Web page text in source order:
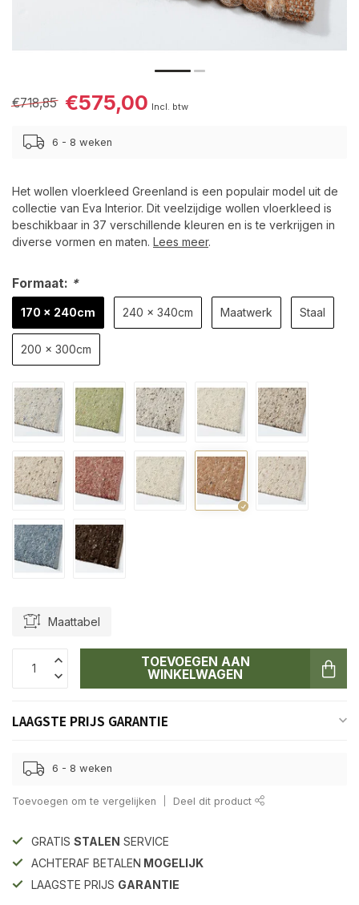
€718,85 €575,00 Incl. btw
6 - 8 weken
Het wollen vloerkleed Greenland is een populair model uit de
collectie van Eva Interior. Dit veelzijdige wollen vloerkleed is
beschikbaar in 37 verschillende kleuren en is te verkrijgen in
diverse vormen en maten. Lees meer.
Formaat: *
170 x 240cm 240 x 340cm Maatwerk Staal
200 x 300cm
Maattabel
TOEVOEGEN AAN
WINKELWAGEN
LAAGSTE PRIJS GARANTIE
6 - 8 weken
Toevoegen om te vergelijken Deel dit product
GRATIS STALEN SERVICE
ACHTERAF BETALEN MOGELIJK
LAAGSTE PRIJS GARANTIE